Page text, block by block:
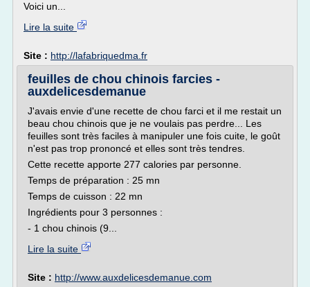
Voici un...
Lire la suite
Site : http://lafabriquedma.fr
feuilles de chou chinois farcies -
auxdelicesdemanue
J'avais envie d'une recette de chou farci et il me restait un
beau chou chinois que je ne voulais pas perdre... Les
feuilles sont très faciles à manipuler une fois cuite, le goût
n'est pas trop prononcé et elles sont très tendres.
Cette recette apporte 277 calories par personne.
Temps de préparation : 25 mn
Temps de cuisson : 22 mn
Ingrédients pour 3 personnes :
- 1 chou chinois (9...
Lire la suite
Site : http://www.auxdelicesdemanue.com